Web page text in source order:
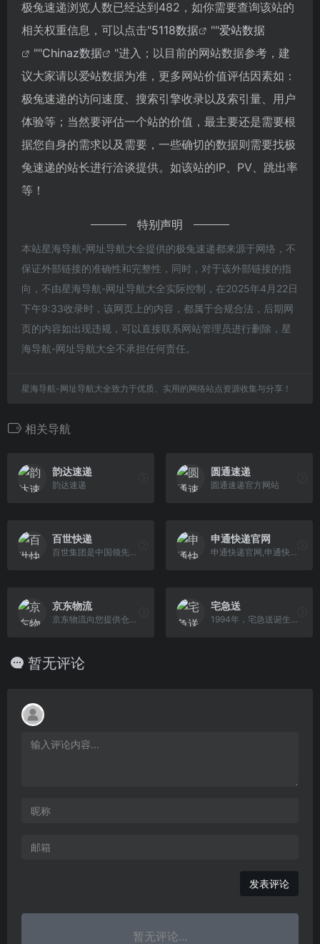
极兔速递浏览人数已经达到482，如你需要查询该站的
相关权重信息，可以点击"5118数据 ""爱站数据
""Chinaz数据
"进入；以目前的网站数据参考，建
议大家请以爱站数据为准，更多网站价值评估因素如：
极兔速递的访问速度、搜索引擎收录以及索引量、用户
体验等；当然要评估一个站的价值，最主要还是需要根
据您自身的需求以及需要，一些确切的数据则需要找极
兔速递的站长进行洽谈提供。如该站的IP、PV、跳出率
等！
特别声明
本站星海导航-网址导航大全提供的极兔速递都来源于网络，不
保证外部链接的准确性和完整性，同时，对于该外部链接的指
向，不由星海导航-网址导航大全实际控制，在2025年4月22日
下午9:33收录时，该网页上的内容，都属于合规合法，后期网
页的内容如出现违规，可以直接联系网站管理员进行删除，星
海导航-网址导航大全不承担任何责任。
星海导航-网址导航大全致力于优质、实用的网络站点资源收集与分享！
相关导航
韵达速递
韵达速递
圆通速递
圆通速递官方网站
百世快递
百世集团是中国领先的智慧供应链解决方案和物流服务提供商，集供应链管理、快运、国际物流等业务板块于一体，建立了“门到门”的B2B2C的一站式服务
申通快递官网
申通快递官网,申通快递,快递,发快递,快递员,业务员查询,上门取件,在线下单(寄件),申通营业网点查询,快递加盟,单号追踪跟踪查询,投诉电话查询,车辆信息,申通新闻,招聘等服务,全国统一客服热线：95543.
京东物流
京东物流向您提供仓配服务、快递快运服务、大件服务、冷链服务、跨境服务。客服专线950616，7*14小时服务。
宅急送
1994年，宅急送诞生于北京。以项目物流为依托，宅急送逐渐构建起仓储、分拣、包装、配送“一条龙”服务，积累了丰富的项目运作经验，锻造出卓越的项目运作模式 。
暂无评论
发表评论
暂无评论...